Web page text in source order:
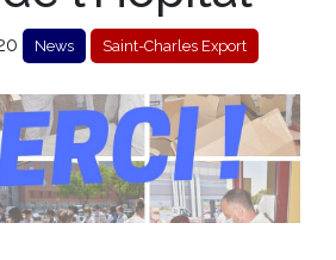
News Saint-Charles Export